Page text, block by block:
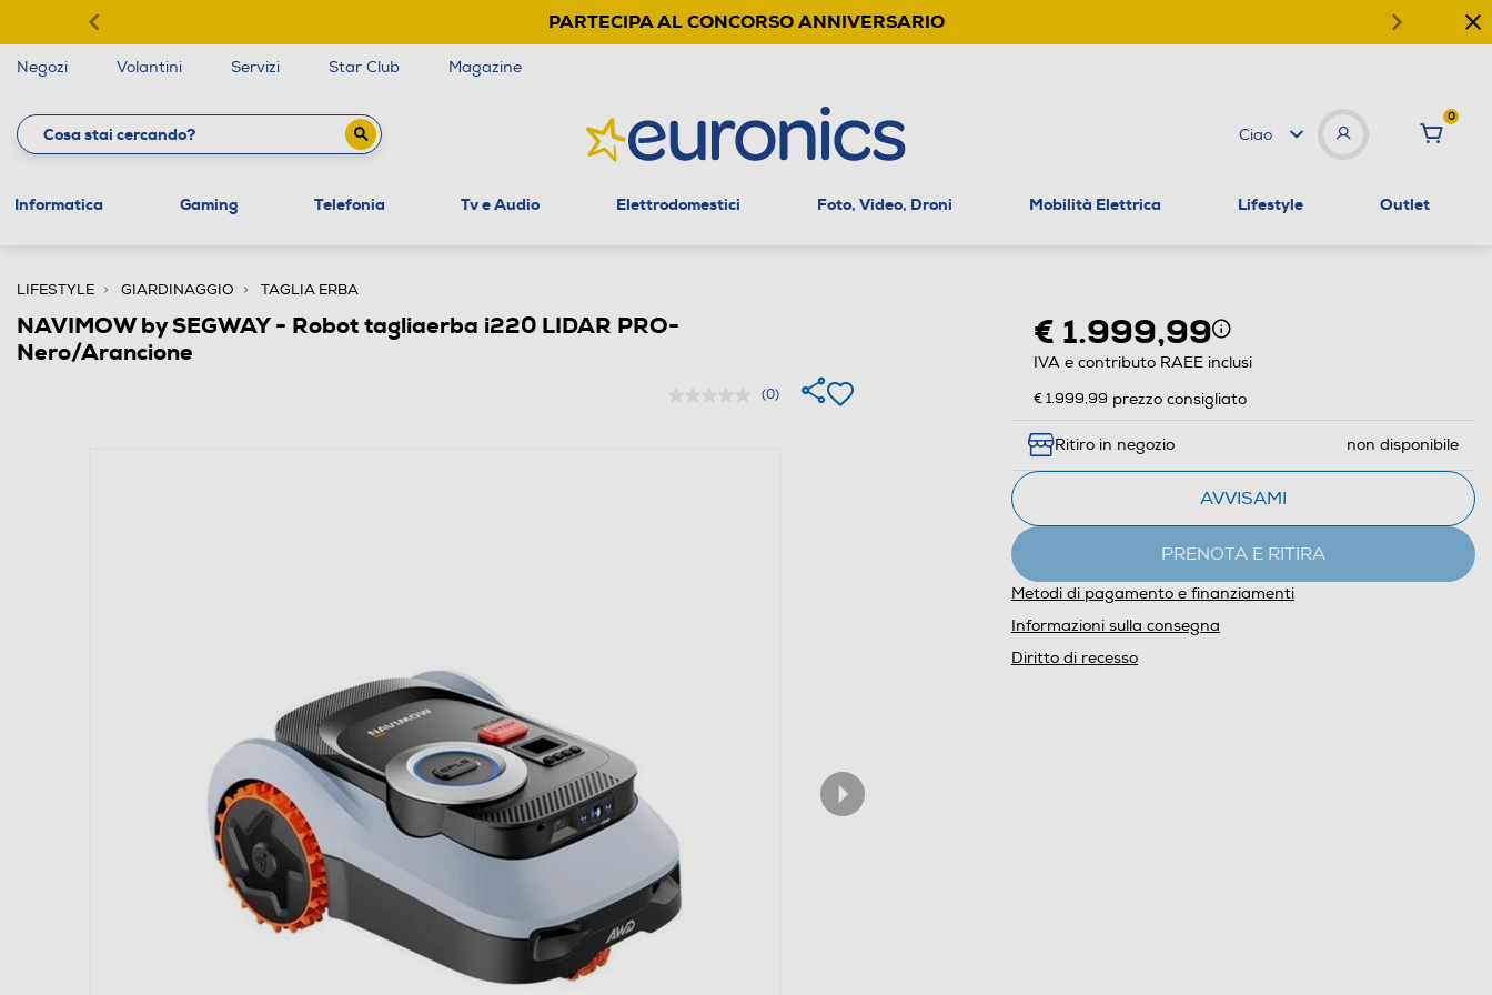
PARTECIPA AL CONCORSO ANNIVERSARIO
Negozi Volantini Servizi Star Club Magazine
Ciao
0
Informatica Gaming Telefonia Tv e Audio Elettrodomestici Foto, Video, Droni Mobilità Elettrica Lifestyle Outlet
LIFESTYLE GIARDINAGGIO TAGLIA ERBA
NAVIMOW by SEGWAY - Robot tagliaerba i220 LIDAR PRO-
Nero/Arancione
(0)
€ 1.999,99
IVA e contributo RAEE inclusi
€ 1.999,99 prezzo consigliato
Ritiro in negozio non disponibile
AVVISAMI
PRENOTA E RITIRA
Metodi di pagamento e finanziamenti
Informazioni sulla consegna
Diritto di recesso